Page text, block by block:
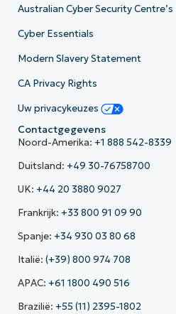
Australian Cyber Security
Cyber Essentials
Modern Slavery Statement
CA Privacy Rights
Uw privacykeuzes
Contactgegevens
Noord-Amerika: +1 888 542-8339
Duitsland: +49 30-76758700
UK: +44 20 3880 9027
Frankrijk: +33 800 91 09 90
Spanje: +34 930 03 80 68
Italië: (+39) 800 974 708
APAC: +61 1800 490 516
Brazilië: +55 (11) 2395-1802